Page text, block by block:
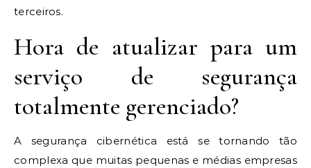
terceiros.
Hora de atualizar para um
serviço de segurança
totalmente gerenciado?
A segurança cibernética está se tornando tão
complexa que muitas pequenas e médias empresas